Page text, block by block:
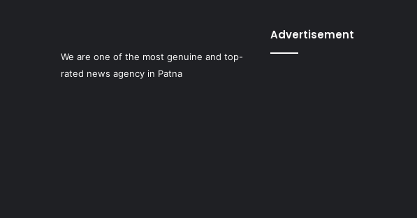
We are one of the most genuine and top-
rated news agency in Patna
Advertisement